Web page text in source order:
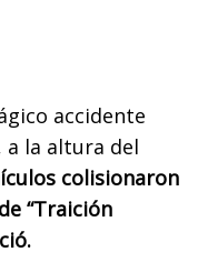
accidente
a la altura del
colisionaron
“Traición